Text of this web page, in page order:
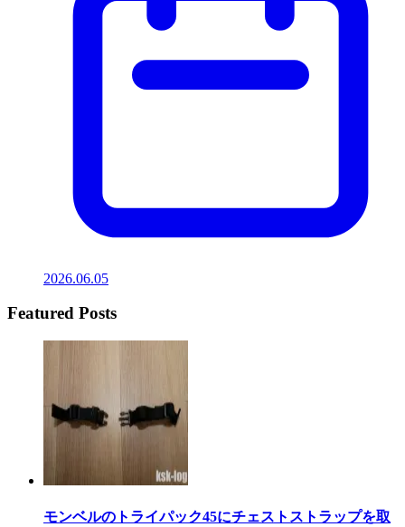
2026.06.05
Featured Posts
モンベルのトライパック45にチェストストラップを取